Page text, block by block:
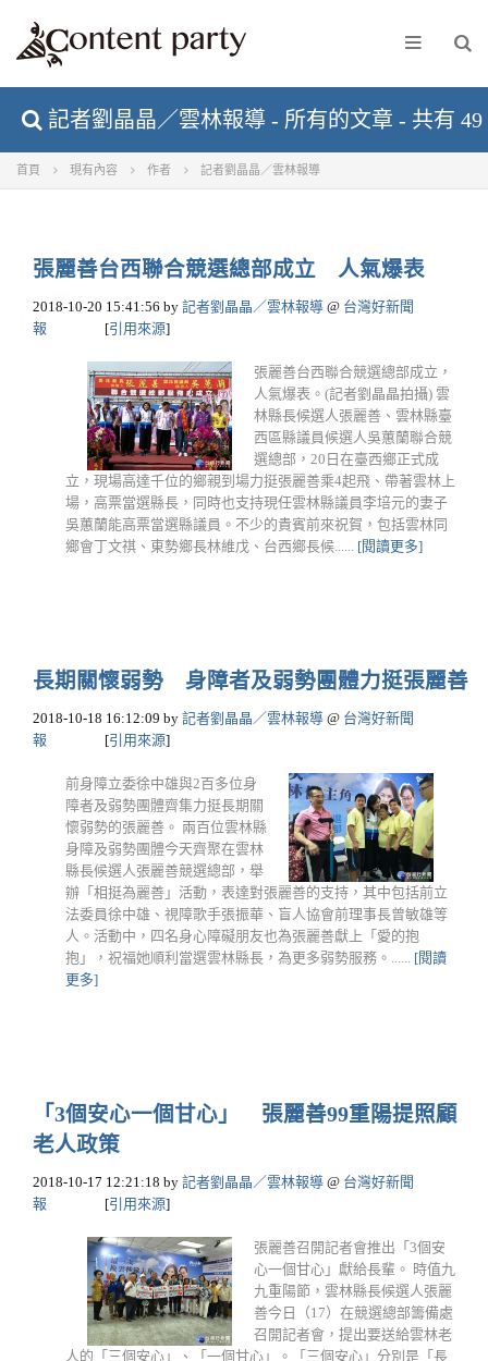
記者劉晶晶／雲林報導 - 所有的文章 - 共有
首頁 現有內容 作者 記者劉晶晶／雲林報導
張麗善台西聯合競選總部成立 人氣爆表
2018-10-20 15:41:56 by 記者劉晶晶／雲林報導 @ 台灣好新聞
報
[引用來源]
張麗善台西聯合競選總部成立，
人氣爆表。(記者劉晶晶拍攝) 雲
林縣長候選人張麗善、雲林縣臺
西區縣議員候選人吳蕙蘭聯合競
選總部，20日在臺西鄉正式成
立，現場高達千位的鄉親到場力挺張麗善乘4起飛、帶著雲林上
場，高票當選縣長，同時也支持現任雲林縣議員李培元的妻子
吳蕙蘭能高票當選縣議員。不少的貴賓前來祝賀，包括雲林同
鄉會丁文祺、東勢鄉長林維戊、台西鄉長候...... [閱讀更多]
長期關懷弱勢 身障者及弱勢團體力挺張麗善
2018-10-18 16:12:09 by 記者劉晶晶／雲林報導 @ 台灣好新聞
報
[引用來源]
前身障立委徐中雄與2百多位身
障者及弱勢團體齊集力挺長期關
懷弱勢的張麗善。 兩百位雲林縣
身障及弱勢團體今天齊聚在雲林
縣長候選人張麗善競選總部，舉
辦「相挺為麗善」活動，表達對張麗善的支持，其中包括前立
法委員徐中雄、視障歌手張振華、盲人協會前理事長曾敏雄等
人。活動中，四名身心障礙朋友也為張麗善獻上「愛的抱
抱」，祝福她順利當選雲林縣長，為更多弱勢服務。...... [閱讀
更多]
「3個安心一個甘心」 張麗善99重陽提照顧
老人政策
2018-10-17 12:21:18 by 記者劉晶晶／雲林報導 @ 台灣好新聞
報
[引用來源]
張麗善召開記者會推出「3個安
心一個甘心」獻給長輩。 時值九
九重陽節，雲林縣長候選人張麗
善今日（17）在競選總部籌備處
召開記者會，提出要送給雲林老
人的「三個安心」、「一個甘心」。「三個安心」分別是「長